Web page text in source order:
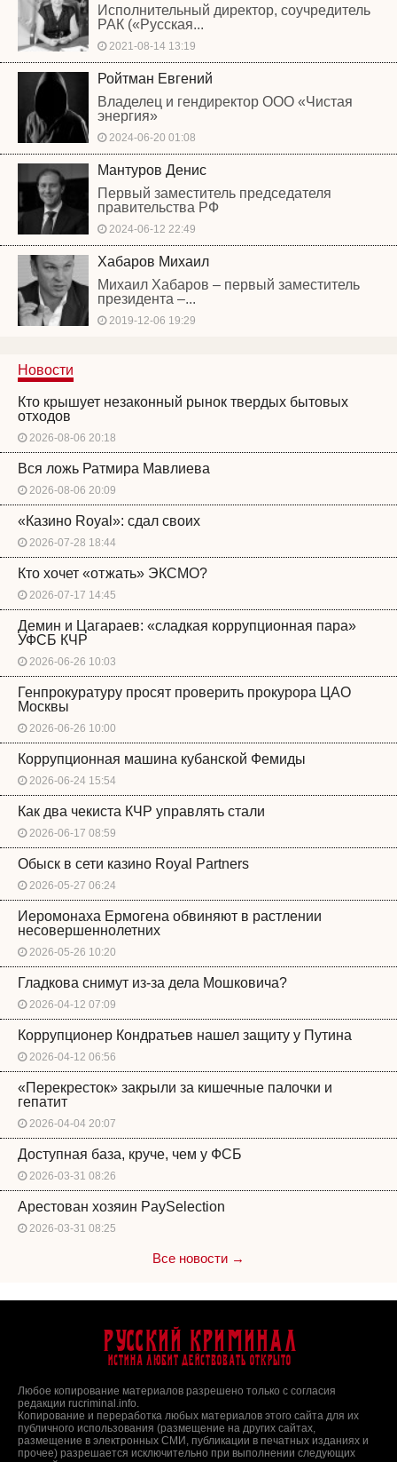
Исполнительный директор, соучредитель
РАК («Русская...
2021-08-14 13:19
Ройтман Евгений
Владелец и гендиректор ООО «Чистая
энергия»
2024-06-20 01:08
Мантуров Денис
Первый заместитель председателя
правительства РФ
2024-06-12 22:49
Хабаров Михаил
Михаил Хабаров – первый заместитель
президента –...
2019-12-06 19:29
Новости
Кто крышует незаконный рынок твердых бытовых
отходов
2026-08-06 20:18
Вся ложь Ратмира Мавлиева
2026-08-06 20:09
«Казино Royal»: сдал своих
2026-07-28 18:44
Кто хочет «отжать» ЭКСМО?
2026-07-17 14:45
Демин и Цагараев: «сладкая коррупционная пара»
УФСБ КЧР
2026-06-26 10:03
Генпрокуратуру просят проверить прокурора ЦАО
Москвы
2026-06-26 10:00
Коррупционная машина кубанской Фемиды
2026-06-24 15:54
Как два чекиста КЧР управлять стали
2026-06-17 08:59
Обыск в сети казино Royal Partners
2026-05-27 06:24
Иеромонаха Ермогена обвиняют в растлении
несовершеннолетних
2026-05-26 10:20
Гладкова снимут из-за дела Мошковича?
2026-04-12 07:09
Коррупционер Кондратьев нашел защиту у Путина
2026-04-12 06:56
«Перекресток» закрыли за кишечные палочки и
гепатит
2026-04-04 20:07
Доступная база, круче, чем у ФСБ
2026-03-31 08:26
Арестован хозяин PaySelection
2026-03-31 08:25
Все новости →
Русский Криминал
Истина любит действовать открыто
Любое копирование материалов разрешено только с согласия
редакции rucriminal.info.
Копирование и переработка любых материалов этого сайта для их
публичного использования (размещение на других сайтах,
размещение в электронных СМИ, публикации в печатных изданиях и
прочее) разрешается исключительно при выполнении следующих